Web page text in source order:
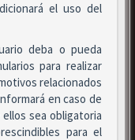
el uso del
deba o pueda
para realizar
relacionados
en caso de
sea obligatoria
para el